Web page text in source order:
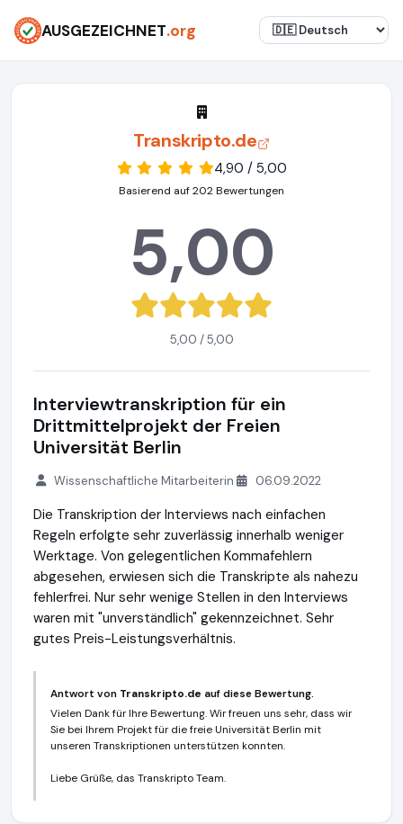
AUSGEZEICHNET.org
Transkripto.de
4,90 / 5,00
Basierend auf 202 Bewertungen
5,00
5,00 / 5,00
Interviewtranskription für ein
Drittmittelprojekt der Freien
Universität Berlin
Wissenschaftliche Mitarbeiterin 06.09.2022
Die Transkription der Interviews nach einfachen
Regeln erfolgte sehr zuverlässig innerhalb weniger
Werktage. Von gelegentlichen Kommafehlern
abgesehen, erwiesen sich die Transkripte als nahezu
fehlerfrei. Nur sehr wenige Stellen in den Interviews
waren mit "unverständlich" gekennzeichnet. Sehr
gutes Preis-Leistungsverhältnis.
Antwort von Transkripto.de auf diese Bewertung.
Vielen Dank für Ihre Bewertung. Wir freuen uns sehr, dass wir
Sie bei Ihrem Projekt für die freie Universität Berlin mit
unseren Transkriptionen unterstützen konnten.
Liebe Grüße, das Transkripto Team.